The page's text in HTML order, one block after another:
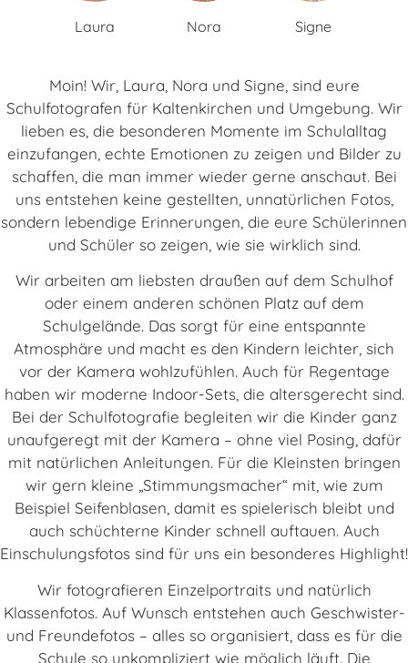
Laura Nora Signe
Moin! Wir, Laura, Nora und Signe, sind eure
Schulfotografen für Kaltenkirchen und Umgebung. Wir
lieben es, die besonderen Momente im Schulalltag
einzufangen, echte Emotionen zu zeigen und Bilder zu
schaffen, die man immer wieder gerne anschaut. Bei
uns entstehen keine gestellten, unnatürlichen Fotos,
sondern lebendige Erinnerungen, die eure Schülerinnen
und Schüler so zeigen, wie sie wirklich sind.
Wir arbeiten am liebsten draußen auf dem Schulhof
oder einem anderen schönen Platz auf dem
Schulgelände. Das sorgt für eine entspannte
Atmosphäre und macht es den Kindern leichter, sich
vor der Kamera wohlzufühlen. Auch für Regentage
haben wir moderne Indoor-Sets, die altersgerecht sind.
Bei der Schulfotografie begleiten wir die Kinder ganz
unaufgeregt mit der Kamera – ohne viel Posing, dafür
mit natürlichen Anleitungen. Für die Kleinsten bringen
wir gern kleine „Stimmungsmacher“ mit, wie zum
Beispiel Seifenblasen, damit es spielerisch bleibt und
auch schüchterne Kinder schnell auftauen. Auch
Einschulungsfotos sind für uns ein besonderes Highlight!
Wir fotografieren Einzelportraits und natürlich
Klassenfotos. Auf Wunsch entstehen auch Geschwister-
und Freundefotos – alles so organisiert, dass es für die
Schule so unkompliziert wie möglich läuft. Die